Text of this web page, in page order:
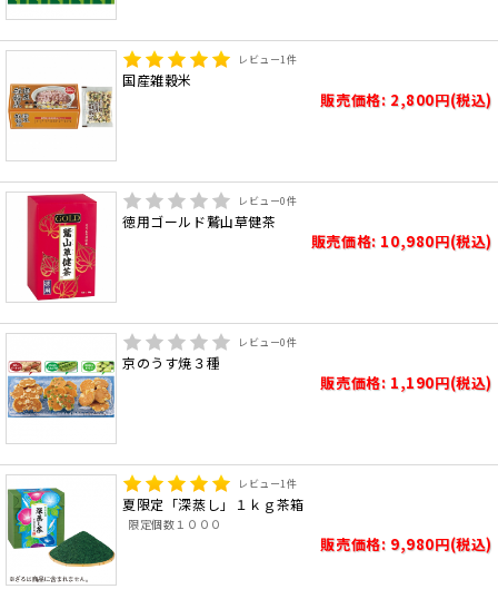
レビュー1件
国産雑穀米
販売価格: 2,800円(税込)
レビュー0件
徳用ゴールド鷲山草健茶
販売価格: 10,980円(税込)
レビュー0件
京のうす焼３種
販売価格: 1,190円(税込)
レビュー1件
夏限定「深蒸し」１ｋｇ茶箱
限定個数１０００
販売価格: 9,980円(税込)